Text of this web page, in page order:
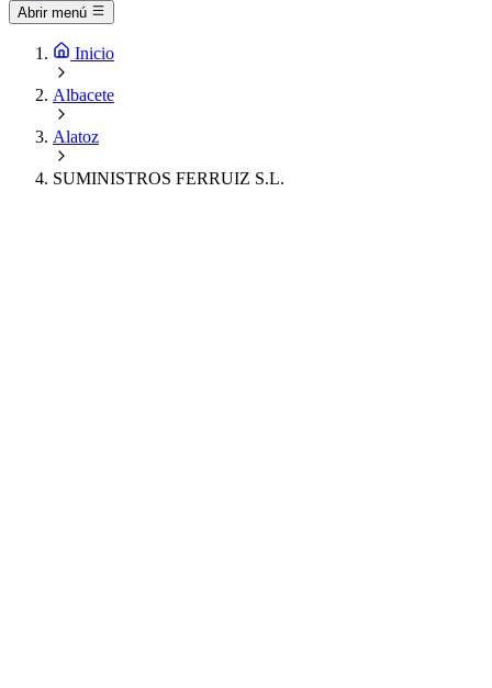
Abrir menú
Inicio
Albacete
Alatoz
SUMINISTROS FERRUIZ S.L.